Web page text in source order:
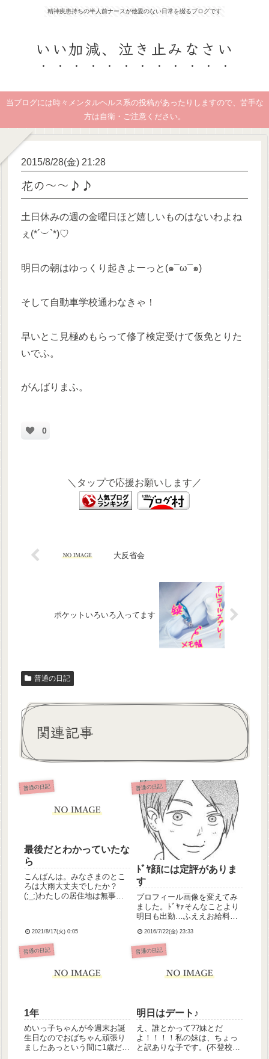
精神疾患持ちの半人前ナースが他愛のない日常を綴るブログです
いい加減、泣き止みなさい
当ブログには時々メンタルヘルス系の投稿があったりしますので、苦手な
方は自衛・ご注意ください。
2015/8/28(金) 21:28
花の～～♪♪
土日休みの週の金曜日ほど嬉しいものはないわよね
ぇ(*´︶`*)♡
明日の朝はゆっくり起きよーっと(๑¯ω¯๑)
そして自動車学校通わなきゃ！
早いとこ見極めもらって修了検定受けて仮免とりた
いでふ。
がんばりまふ。
0
＼タップで応援お願いします／
大反省会
ポケットいろいろ入ってます
普通の日記
関連記事
普通の日記
最後だとわかっていたな
ら
こんばんは。みなさまのとこ
ろは大雨大丈夫でしたか？
(;_;)わたしの居住地は無事で
てさて、わたしはと言います
とお盆が終わったので気持ち
的に落ち着いた感じです。
2021/8/17(火) 0:05
普通の日記
ﾄﾞﾔ顔には定評がありま
す
プロフィール画像を変えてみ
ました。ﾄﾞﾔｧそんなことより
明日も出勤…ふええお給料日
2016/7/22(金) 23:33
普通の日記
1年
めいっ子ちゃんが今週末お誕
生日なのでおばちゃん頑張り
ましたあっという間に1歳だそ
普通の日記
明日はデート♪
え、誰とかって??妹とだ
よ！！！！私の妹は、ちょっ
と訳ありな子です。(不登校)